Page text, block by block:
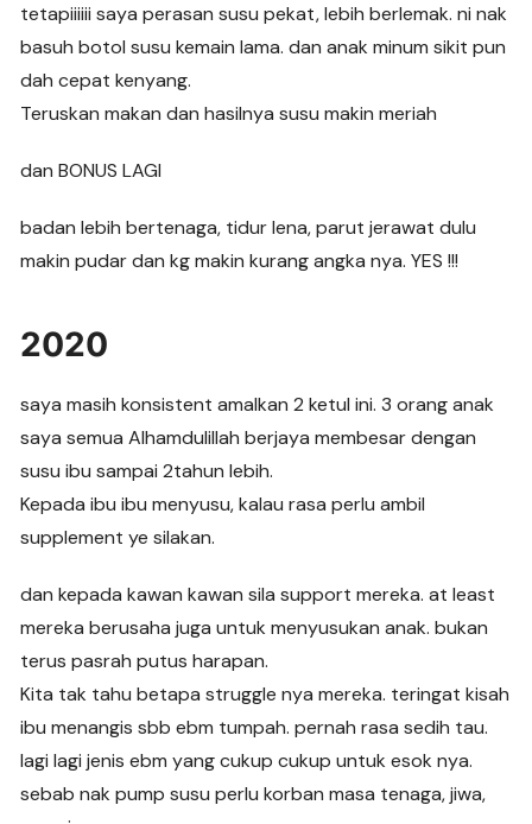
tetapiiiiii saya perasan susu pekat, lebih berlemak. ni nak
basuh botol susu kemain lama. dan anak minum sikit pun
dah cepat kenyang.
Teruskan makan dan hasilnya susu makin meriah
dan BONUS LAGI
badan lebih bertenaga, tidur lena, parut jerawat dulu
makin pudar dan kg makin kurang angka nya. YES !!!
2020
saya masih konsistent amalkan 2 ketul ini. 3 orang anak
saya semua Alhamdulillah berjaya membesar dengan
susu ibu sampai 2tahun lebih.
Kepada ibu ibu menyusu, kalau rasa perlu ambil
supplement ye silakan.
dan kepada kawan kawan sila support mereka. at least
mereka berusaha juga untuk menyusukan anak. bukan
terus pasrah putus harapan.
Kita tak tahu betapa struggle nya mereka. teringat kisah
ibu menangis sbb ebm tumpah. pernah rasa sedih tau.
lagi lagi jenis ebm yang cukup cukup untuk esok nya.
sebab nak pump susu perlu korban masa tenaga, jiwa,